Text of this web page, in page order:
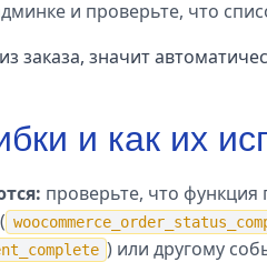
и проверьте, что
заказа, значит
и как их
проверьте, что функция
) или другому